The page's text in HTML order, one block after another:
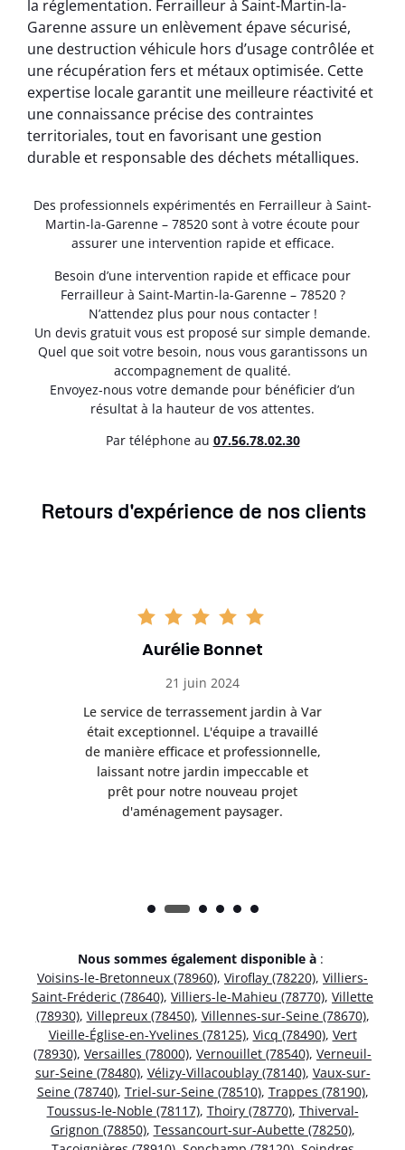
la réglementation. Ferrailleur à Saint-Martin-la-
Garenne assure un enlèvement épave sécurisé,
une destruction véhicule hors d’usage contrôlée et
une récupération fers et métaux optimisée. Cette
expertise locale garantit une meilleure réactivité et
une connaissance précise des contraintes
territoriales, tout en favorisant une gestion
durable et responsable des déchets métalliques.
Des professionnels expérimentés en Ferrailleur à Saint-
Martin-la-Garenne – 78520 sont à votre écoute pour
assurer une intervention rapide et efficace.
Besoin d’une intervention rapide et efficace pour
Ferrailleur à Saint-Martin-la-Garenne – 78520 ?
N’attendez plus pour nous contacter !
Un devis gratuit vous est proposé sur simple demande.
Quel que soit votre besoin, nous vous garantissons un
accompagnement de qualité.
Envoyez-nous votre demande pour bénéficier d’un
résultat à la hauteur de vos attentes.
Par téléphone au 07.56.78.02.30
Retours d'expérience de nos clients
Aurélie Bonnet
21 juin 2024
Le service de terrassement jardin à Var
était exceptionnel. L'équipe a travaillé
de manière efficace et professionnelle,
laissant notre jardin impeccable et
prêt pour notre nouveau projet
d'aménagement paysager.
Nous sommes également disponible à :
Voisins-le-Bretonneux (78960), Viroflay (78220), Villiers-
Saint-Fréderic (78640), Villiers-le-Mahieu (78770), Villette
(78930), Villepreux (78450), Villennes-sur-Seine (78670),
Vieille-Église-en-Yvelines (78125), Vicq (78490), Vert
(78930), Versailles (78000), Vernouillet (78540), Verneuil-
sur-Seine (78480), Vélizy-Villacoublay (78140), Vaux-sur-
Seine (78740), Triel-sur-Seine (78510), Trappes (78190),
Toussus-le-Noble (78117), Thoiry (78770), Thiverval-
Grignon (78850), Tessancourt-sur-Aubette (78250),